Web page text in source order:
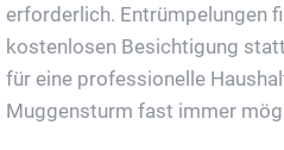
erforderlich. Entrümpelungen
kostenlosen Besichtigung
für eine professionelle
Muggensturm fast immer